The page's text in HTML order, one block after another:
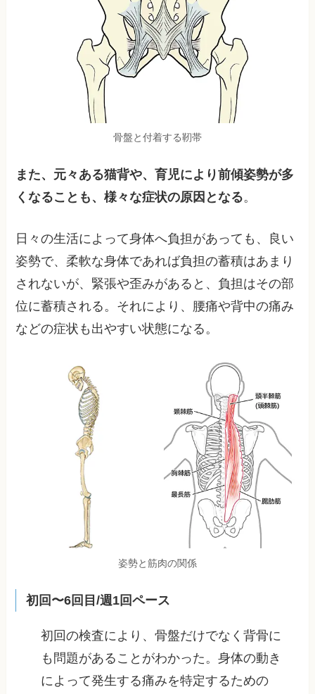
骨盤と付着する靭帯
また、元々ある猫背や、育児により前傾姿勢が多
くなることも、様々な症状の原因となる。
日々の生活によって身体へ負担があっても、良い
姿勢で、柔軟な身体であれば負担の蓄積はあまり
されないが、緊張や歪みがあると、負担はその部
位に蓄積される。それにより、腰痛や背中の痛み
などの症状も出やすい状態になる。
姿勢と筋肉の関係
初回〜6回目/週1回ペース
初回の検査により、骨盤だけでなく背骨に
も問題があることがわかった。身体の動き
によって発生する痛みを特定するための